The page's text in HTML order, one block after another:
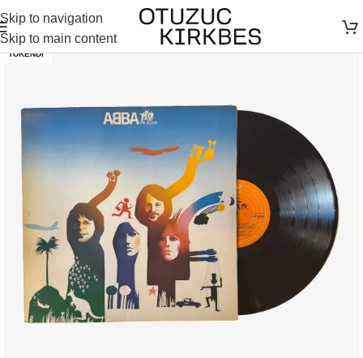
Skip to navigation
Skip to main content
TÜKENDI